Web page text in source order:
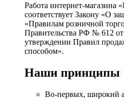
Работа интернет-магазина
соответствует Закону «О
«Правилам розничной
Правительства РФ № 612
утверждении Правил
способом».
Наши принципы
Во-первых, широкий